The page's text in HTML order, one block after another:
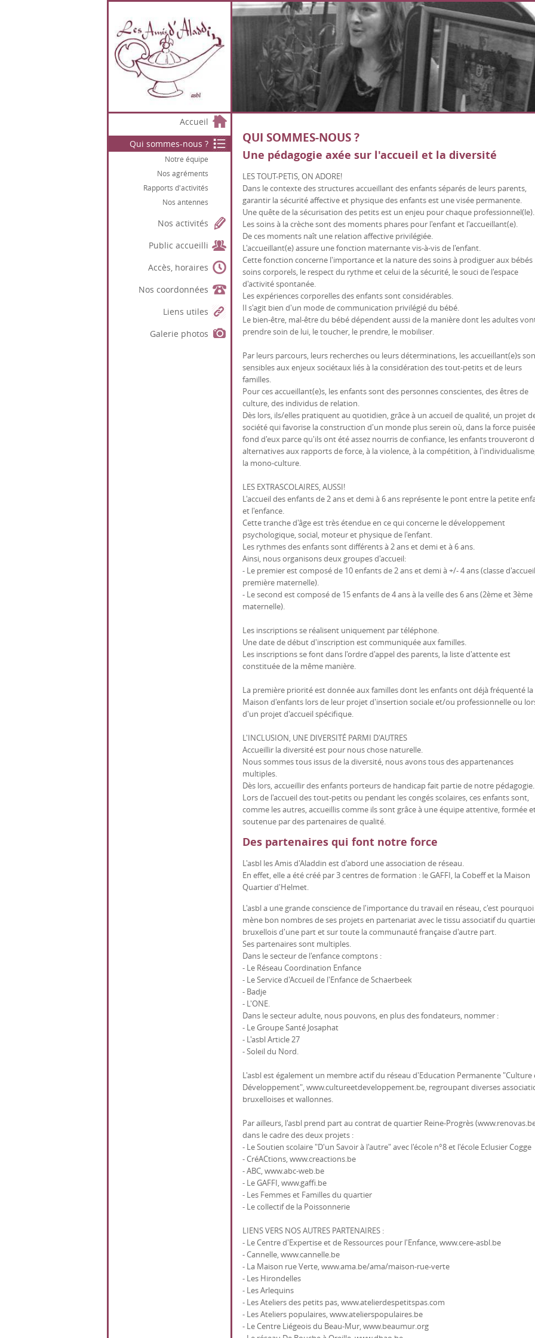
Accueil
Qui sommes-nous ?
Notre équipe
Nos agréments
Rapports d'activités
Nos antennes
Nos activités
Public accueilli
Accès, horaires
Nos coordonnées
Liens utiles
Galerie photos
QUI SOMMES-NOUS ?
Une pédagogie axée sur l'accueil et la diversité
LES TOUT-PETIS, ON ADORE!
Dans le contexte des structures accueillant des enfants séparés de leurs parents,
garantir la sécurité affective et physique des enfants est une visée permanente.
Une quête de la sécurisation des petits est un enjeu pour chaque professionnel(le).
Les soins à la crèche sont des moments phares pour l'enfant et l'accueillant(e).
De ces moments naît une relation affective privilégiée.
L'accueillant(e) assure une fonction maternante vis-à-vis de l'enfant.
Cette fonction concerne l'importance et la nature des soins à prodiguer aux bébés
soins corporels, le respect du rythme et celui de la sécurité, le souci de l'espace
d'activité spontanée.
Les expériences corporelles des enfants sont considérables.
Il s'agit bien d'un mode de communication privilégié du bébé.
Le bien-être, mal-être du bébé dépendent aussi de la manière dont les adultes
prendre soin de lui, le toucher, le prendre, le mobiliser.
Par leurs parcours, leurs recherches ou leurs déterminations, les accueillant(e)s
sensibles aux enjeux sociétaux liés à la considération des tout-petits et de leurs
familles.
Pour ces accueillant(e)s, les enfants sont des personnes conscientes, des êtres de
culture, des individus de relation.
Dès lors, ils/elles pratiquent au quotidien, grâce à un accueil de qualité, un projet
société qui favorise la construction d'un monde plus serein où, dans la force
fond d'eux parce qu'ils ont été assez nourris de confiance, les enfants trouveront
alternatives aux rapports de force, à la violence, à la compétition, à
la mono-culture.
LES EXTRASCOLAIRES, AUSSI!
L'accueil des enfants de 2 ans et demi à 6 ans représente le pont entre la petite
et l'enfance.
Cette tranche d'âge est très étendue en ce qui concerne le développement
psychologique, social, moteur et physique de l'enfant.
Les rythmes des enfants sont différents à 2 ans et demi et à 6 ans.
Ainsi, nous organisons deux groupes d'accueil:
- Le premier est composé de 10 enfants de 2 ans et demi à +/- 4 ans (classe
première maternelle).
- Le second est composé de 15 enfants de 4 ans à la veille des 6 ans (2ème et 3ème
maternelle).
Les inscriptions se réalisent uniquement par téléphone.
Une date de début d'inscription est communiquée aux familles.
Les inscriptions se font dans l'ordre d'appel des parents, la liste d'attente est
constituée de la même manière.
La première priorité est donnée aux familles dont les enfants ont déjà fréquenté la
Maison d'enfants lors de leur projet d'insertion sociale et/ou professionnelle ou
d'un projet d'accueil spécifique.
L'INCLUSION, UNE DIVERSITÉ PARMI D'AUTRES
Accueillir la diversité est pour nous chose naturelle.
Nous sommes tous issus de la diversité, nous avons tous des appartenances
multiples.
Dès lors, accueillir des enfants porteurs de handicap fait partie de notre pédagogie.
Lors de l'accueil des tout-petits ou pendant les congés scolaires, ces enfants sont,
comme les autres, accueillis comme ils sont grâce à une équipe attentive, formée
soutenue par des partenaires de qualité.
Des partenaires qui font notre force
L'asbl les Amis d'Aladdin est d'abord une association de réseau.
En effet, elle a été créé par 3 centres de formation : le GAFFI, la Cobeff et la Maison
Quartier d'Helmet.
L'asbl a une grande conscience de l'importance du travail en réseau, c'est
mène bon nombres de ses projets en partenariat avec le tissu associatif du
bruxellois d'une part et sur toute la communauté française d'autre part.
Ses partenaires sont multiples.
Dans le secteur de l'enfance comptons :
- Le Réseau Coordination Enfance
- Le Service d'Accueil de l'Enfance de Schaerbeek
- Badje
- L'ONE.
Dans le secteur adulte, nous pouvons, en plus des fondateurs, nommer :
- Le Groupe Santé Josaphat
- L'asbl Article 27
- Soleil du Nord.
L'asbl est également un membre actif du réseau d'Education Permanente "Culture
Développement", www.cultureetdeveloppement.be, regroupant diverses
bruxelloises et wallonnes.
Par ailleurs, l'asbl prend part au contrat de quartier Reine-Progrès
dans le cadre des deux projets :
- Le Soutien scolaire "D'un Savoir à l'autre" avec l'école n°8 et l'école Eclusier Cogge
- CréACtions, www.creactions.be
- ABC, www.abc-web.be
- Le GAFFI, www.gaffi.be
- Les Femmes et Familles du quartier
- Le collectif de la Poissonnerie
LIENS VERS NOS AUTRES PARTENAIRES :
- Le Centre d'Expertise et de Ressources pour l'Enfance, www.cere-asbl.be
- Cannelle, www.cannelle.be
- La Maison rue Verte, www.ama.be/ama/maison-rue-verte
- Les Hirondelles
- Les Arlequins
- Les Ateliers des petits pas, www.atelierdespetitspas.com
- Les Ateliers populaires, www.atelierspopulaires.be
- Le Centre Liégeois du Beau-Mur, www.beaumur.org